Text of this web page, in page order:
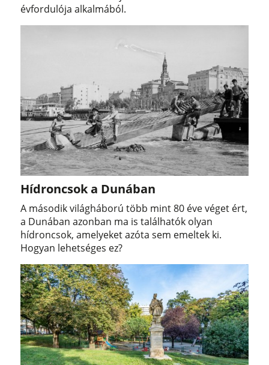
évfordulója alkalmából.
Hídroncsok a Dunában
A második világháború több mint 80 éve véget ért,
a Dunában azonban ma is találhatók olyan
hídroncsok, amelyeket azóta sem emeltek ki.
Hogyan lehetséges ez?